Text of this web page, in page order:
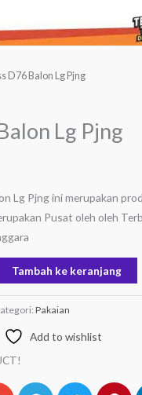
D76 Balon Lg Pjng
Lg Pjng
Lg Pjng ini merupakan
Pusat oleh oleh
Tambah ke keranjang
Pakaian
Add to wishlist